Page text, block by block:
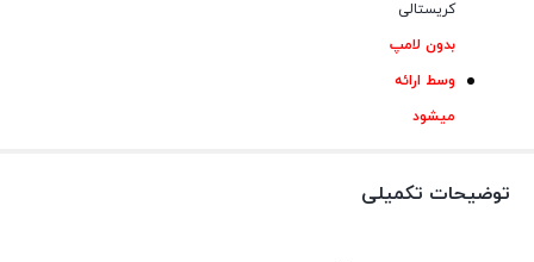
کریستالی
بدون لامپ
وسط ارائه
میشود
توضیحات تکمیلی